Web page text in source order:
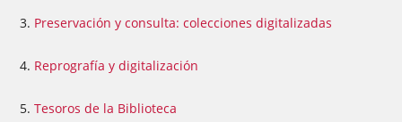
Preservación y consulta: colecciones digitalizadas
Reprografía y digitalización
Tesoros de la Biblioteca